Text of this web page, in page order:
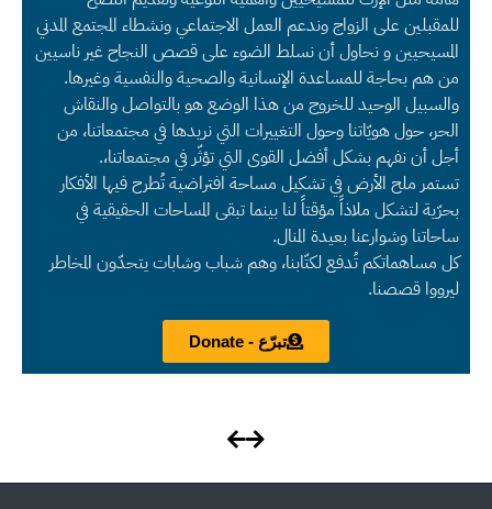
للمقبلين على الزواج وندعم العمل الاجتماعي ونشطاء المجتمع المدني
المسيحيين و نحاول أن نسلط الضوء على قصص النجاح غير ناسيين
من هم بحاجة للمساعدة الإنسانية والصحية والنفسية وغيرها.
والسبيل الوحيد للخروج من هذا الوضع هو بالتواصل والنقاش
الحر، حول هويّاتنا وحول التغييرات التي نريدها في مجتمعاتنا، من
أجل أن نفهم بشكل أفضل القوى التي تؤثّر في مجتمعاتنا،.
تستمر ملح الأرض في تشكيل مساحة افتراضية تُطرح فيها الأفكار
بحرّية لتشكل ملاذاً مؤقتاً لنا بينما تبقى المساحات الحقيقية في
ساحاتنا وشوارعنا بعيدة المنال.
كل مساهماتكم تُدفع لكتّابنا، وهم شباب وشابات يتحدّون المخاطر
ليرووا قصصنا.
تبرّع - Donate